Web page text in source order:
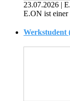
23.07.2026 |
E.ON ist einer
Werkstudent